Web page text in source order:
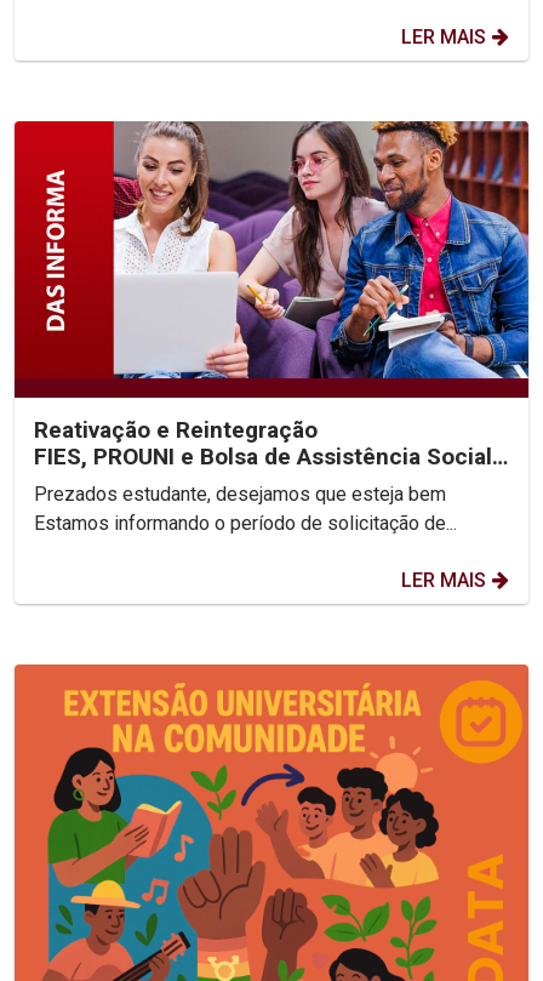
LER MAIS
Reativação e Reintegração
FIES, PROUNI e Bolsa de Assistência Social
2025.2
Prezados estudante, desejamos que esteja bem
Estamos informando o período de solicitação de...
LER MAIS